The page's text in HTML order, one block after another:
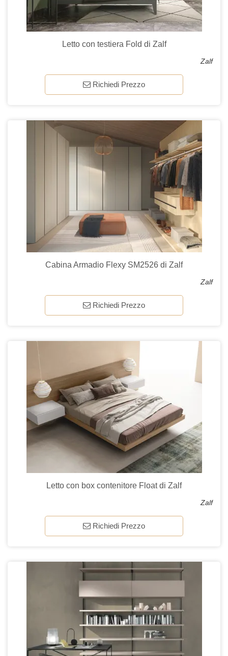
Letto con testiera Fold di Zalf
Zalf
Richiedi Prezzo
Cabina Armadio Flexy SM2526 di Zalf
Zalf
Richiedi Prezzo
Letto con box contenitore Float di Zalf
Zalf
Richiedi Prezzo